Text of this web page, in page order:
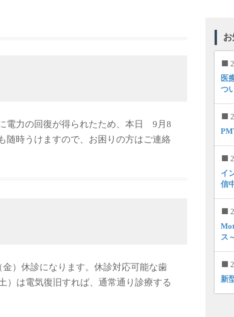
電力の回復が得られたため、本日 9月8
随時うけますので、お困りの方はご連絡
）休診になります。休診対応可能な歯
）は電気復旧すれば、通常通り診療する
お
医
つ
イ
信
ス
新